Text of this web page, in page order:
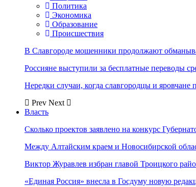
Политика
Экономика
Образование
Происшествия
В Славгороде мошенники продолжают
Россияне выступили за бесплатные переводы
Нередки случаи, когда славгородцы и
Prev Next
Власть
Сколько проектов заявлено на конкурс
Между Алтайским краем и Новосибирской
Виктор Журавлев избран главой Троицкого
«Единая Россия» внесла в Госдуму новую